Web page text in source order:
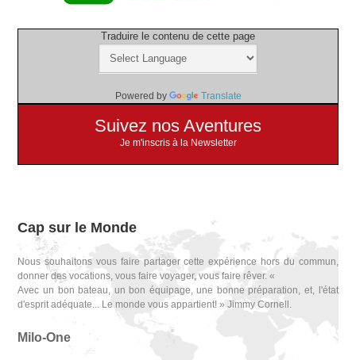
Traduire le contenu de cette page
Powered by Translate
Suivez nos Aventures
Je m'inscris à la Newsletter
Cap sur le Monde
Nous souhaitons vous faire partager cette expérience hors du commun,
donner des vocations, vous faire voyager, vous faire rêver. «
Avec un bon bateau, un bon équipage, une bonne préparation, et, l'état
d'esprit adéquate... Le monde vous appartient! » Jimmy Cornell.
Milo-One